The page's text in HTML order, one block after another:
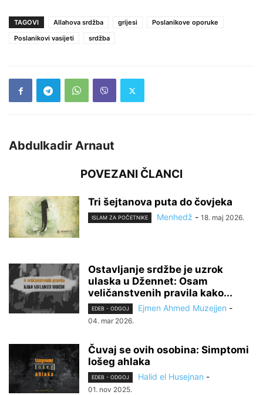
TAGOVI Allahova srdžba grijesi
Poslanikove oporuke
Poslanikovi vasijeti
srdžba
Abdulkadir Arnaut
POVEZANI ČLANCI
Tri šejtanova puta do čovjeka
ISLAM ZA POČETNIKE Menhedž - 18. maj 2026.
Ostavljanje srdžbe je uzrok
ulaska u Džennet: Osam
veličanstvenih pravila kako...
EDEB - ODGOJ Ejmen Ahmed Muzejjen -
04. mar 2026.
Čuvaj se ovih osobina: Simptomi
lošeg ahlaka
EDEB - ODGOJ Halid el Husejnan -
01. nov 2025.